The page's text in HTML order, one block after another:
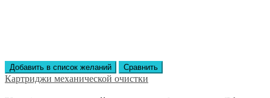
Добавить в список желаний Сравнить
Картриджи механической очистки